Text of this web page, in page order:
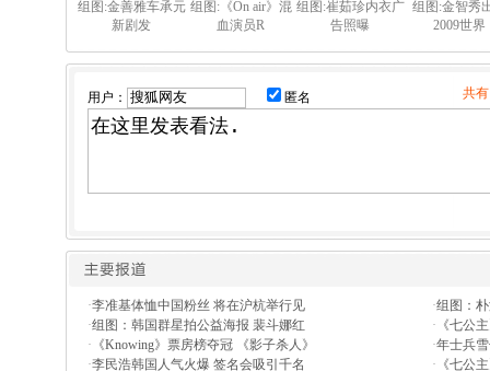
组图:金善雅车承元
新剧发
组图:《On air》混
血演员R
组图:崔茹珍内衣广
告照曝
组图:金智秀
2009世界
用户： 匿名 共
·李准基体恤中国粉丝 将在沪杭举行见
·组图：韩国群星拍公益海报 裴斗娜红
· 《Knowing》票房榜夺冠 《影子杀人》
·李民浩韩国人气火爆 签名会吸引千名
·组图：
· 《七公
·年士兵
· 《七公